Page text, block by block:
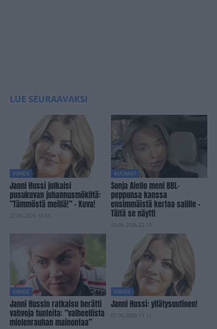
LUE SEURAAVAKSI
VIIHDE
Janni Hussi julkaisi
pusukuvan juhannusmökiltä:
”Tämmöstä meillä!” – Kuva!
22.06.2026 10.55
KUUMAT
Sonja Aiello meni BBL-
peppunsa kanssa
ensimmäistä kertaa salille –
Tältä se näytti
05.06.2026 22.15
VIIHDE
Janni Hussin ratkaisu herätti
vahvoja tunteita: ”valheellista
mielenrauhan mainontaa”
VIIHDE
Janni Hussi: yllätysuutinen!
01.06.2026 11.11